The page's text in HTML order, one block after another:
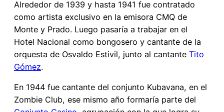
Alrededor de 1939 y hasta 1941 fue contratado
como artista exclusivo en la emisora CMQ de
Monte y Prado. Luego pasaría a trabajar en el
Hotel Nacional como bongosero y cantante de la
orquesta de Osvaldo Estivil, junto al cantante Tito
Gómez.
En 1944 fue cantante del conjunto Kubavana, en el
Zombie Club, ese mismo año formaría parte del